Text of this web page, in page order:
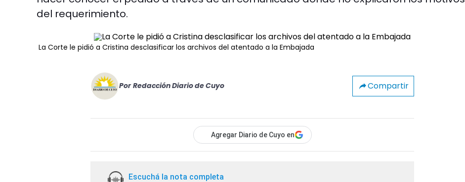
del requerimiento.
La Corte le pidió a Cristina desclasificar los archivos del atentado a la Embajada
Por Redacción Diario de Cuyo Compartir
Agregar Diario de Cuyo en
Escuchá la nota completa